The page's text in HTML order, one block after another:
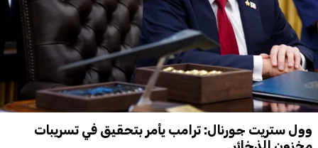
وول ستريت جورنال: ترامب يأمر بتحقيق في تسريبات